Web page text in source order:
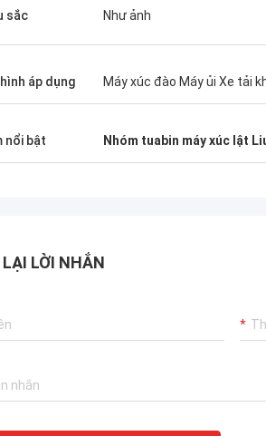
sắc Như ảnh
áp dụng Máy xúc đào Máy ủi Xe tải
nổi bật Nhóm tuabin máy xúc lật
LỜI NHẮN